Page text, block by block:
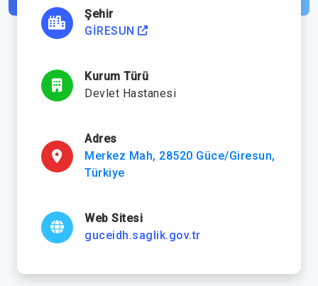
Şehir
GİRESUN
Kurum Türü
Devlet Hastanesi
Adres
Merkez Mah, 28520 Güce/Giresun,
Türkiye
Web Sitesi
guceidh.saglik.gov.tr